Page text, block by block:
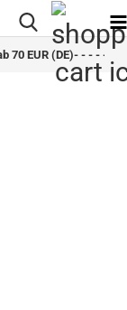
EUR (DE)- - - - - - -